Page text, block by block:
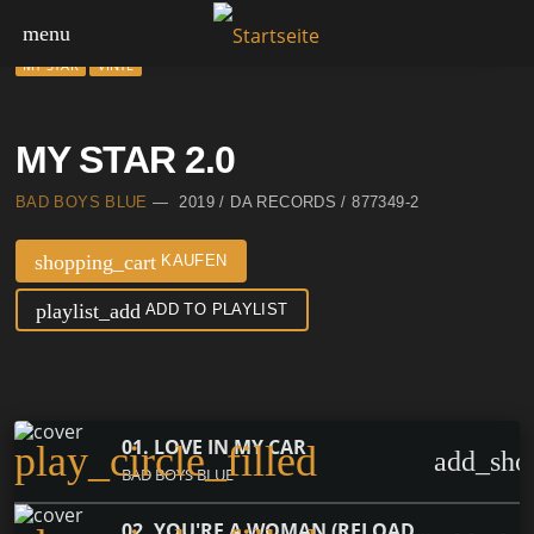
menu
MY STAR VINYL
MY STAR 2.0
BAD BOYS BLUE — 2019 / DA RECORDS / 877349-2
shopping_cartKAUFEN
playlist_add ADD TO PLAYLIST
play_circle_filled
01. LOVE IN MY CAR
BAD BOYS BLUE